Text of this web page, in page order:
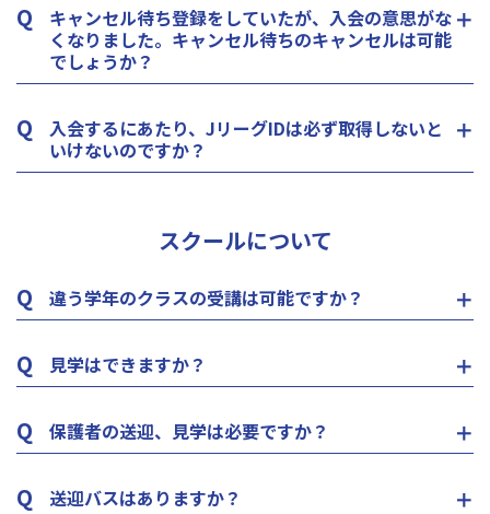
Q
キャンセル待ち登録をしていたが、入会の意思がな
くなりました。キャンセル待ちのキャンセルは可能
でしょうか？
Q
入会するにあたり、JリーグIDは必ず取得しないと
いけないのですか？
スクールについて
Q
違う学年のクラスの受講は可能ですか？
Q 見学はできますか？
Q 保護者の送迎、見学は必要ですか？
Q 送迎バスはありますか？